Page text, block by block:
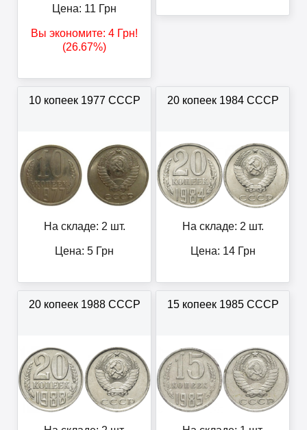
Цена: 11 Грн
Вы экономите: 4 Грн!
(26.67%)
10 копеек 1977 СССР
На складе: 2 шт.
Цена: 5 Грн
20 копеек 1984 СССР
На складе: 2 шт.
Цена: 14Грн
20 копеек 1988 СССР 15 копеек 1985 СССР